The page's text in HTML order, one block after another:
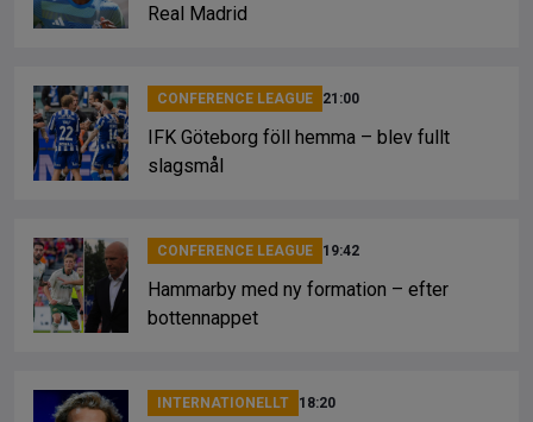
Real Madrid
CONFERENCE LEAGUE 21:00
IFK Göteborg föll hemma – blev fullt
slagsmål
CONFERENCE LEAGUE 19:42
Hammarby med ny formation – efter
bottennappet
INTERNATIONELLT 18:20